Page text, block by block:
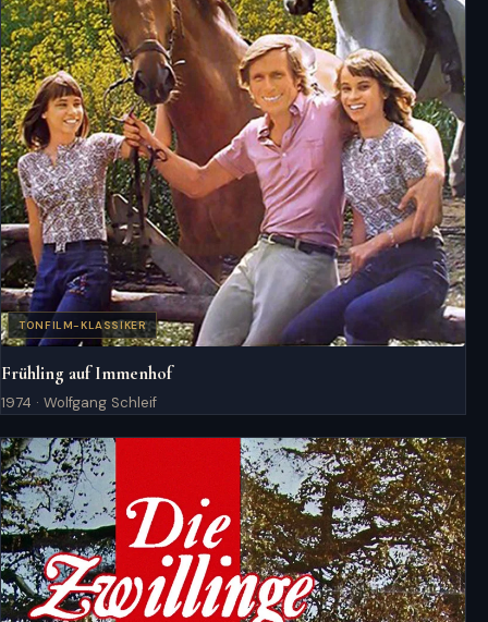
TONFILM-KLASSIKER
Frühling auf Immenhof
1974 · Wolfgang Schleif